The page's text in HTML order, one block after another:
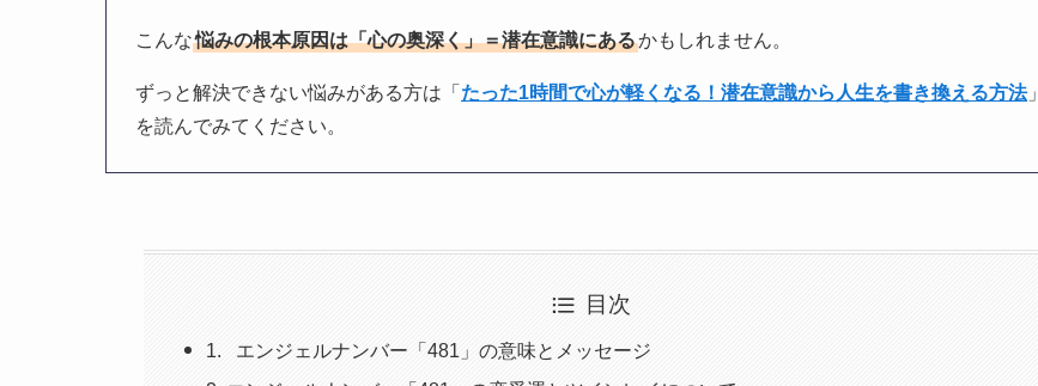
こんな悩みの根本原因は「心の奥深く」＝潜在意識にあるかもしれません。
ずっと解決できない悩みがある方は「 たった1時間で心が軽くなる！潜在意識から人生を書き換える方法」
を読んでみてください。
目次
1. エンジェルナンバー「481」の意味とメッセージ